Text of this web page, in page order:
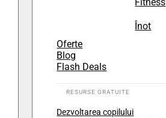
Înot
Oferte
Blog
Flash Deals
Dezvoltarea copilului